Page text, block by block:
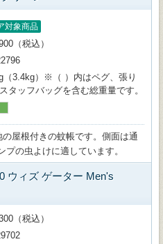
対象商品
（税込）
（3.4kg）※（ ）内はペグ、張り
タッフバッグを含む総重量です。
の屋根付きの蚊帳です。側面は通
の虫よけに適しています。
ウィズ ゲーター Men's
（税込）